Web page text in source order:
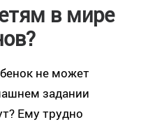
в мире
не может
задании
Ему трудно